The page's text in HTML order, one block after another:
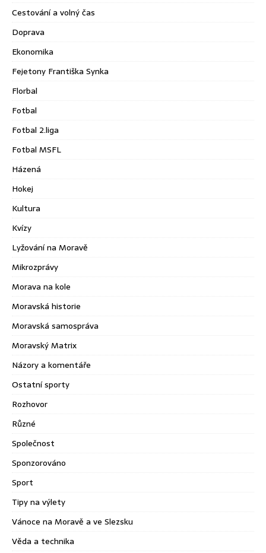
Cestování a volný čas
Doprava
Ekonomika
Fejetony Františka Synka
Florbal
Fotbal
Fotbal 2.liga
Fotbal MSFL
Házená
Hokej
Kultura
Kvízy
Lyžování na Moravě
Mikrozprávy
Morava na kole
Moravská historie
Moravská samospráva
Moravský Matrix
Názory a komentáře
Ostatní sporty
Rozhovor
Různé
Společnost
Sponzorováno
Sport
Tipy na výlety
Vánoce na Moravě a ve Slezsku
Věda a technika